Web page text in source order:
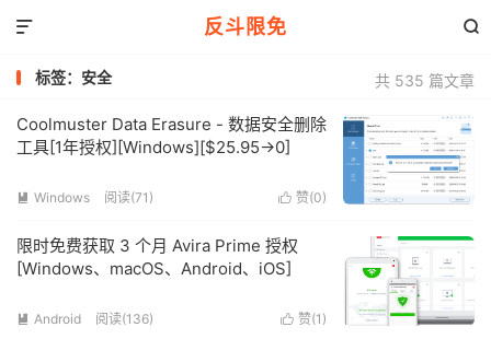
反斗限免 

共 535 篇文章
标签：安全
Coolmuster Data Erasure - 数据安全删除
工具[1年授权][Windows][$25.95→0]
 赞(0)
 Windows 阅读(71)
限时免费获取 3 个月 Avira Prime 授权
[Windows、macOS、Android、iOS]
 赞(1 )
 Android 阅读(136)